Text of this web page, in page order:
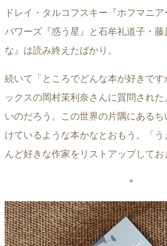
ドレイ・タルコフスキー『ホフマニア
パワーズ『惑う星』と石牟礼道子・
な』は読み終えたばかり。
続いて「ところでどんな本が好きで
ックスの岡村茉利奈さんに質問され
いのだろう。この世界の片隅にある
けているような本かなとおもう。「
んど好きな作家をリストアップしてお
＊